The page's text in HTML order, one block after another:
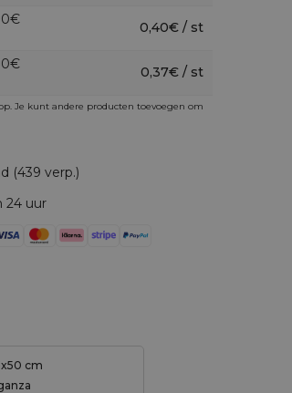
0,40€ / st
0,37€ / st
Je kunt andere producten toevoegen om
(439 verp.)
24 uur
cm